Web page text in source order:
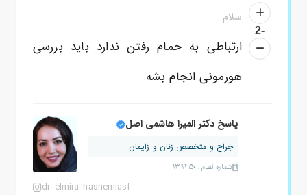
-2
سلام
ارتباطی به حمام رفتن ندارد باید بررسی
هورمونی انجام بشه
پاسخ دکتر المیرا هاشمی اصل
جراح و متخصص زنان و زایمان
شماره نظام: 139450
dr_elmira_hashemiasl